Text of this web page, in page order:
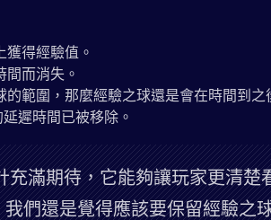
得經驗值。
而消失。
範圍，那麼經驗之球還是會在時間到之
遲時間已被移除。
滿期待，它能夠讓玩家更清
們還是覺得應該要保留經驗